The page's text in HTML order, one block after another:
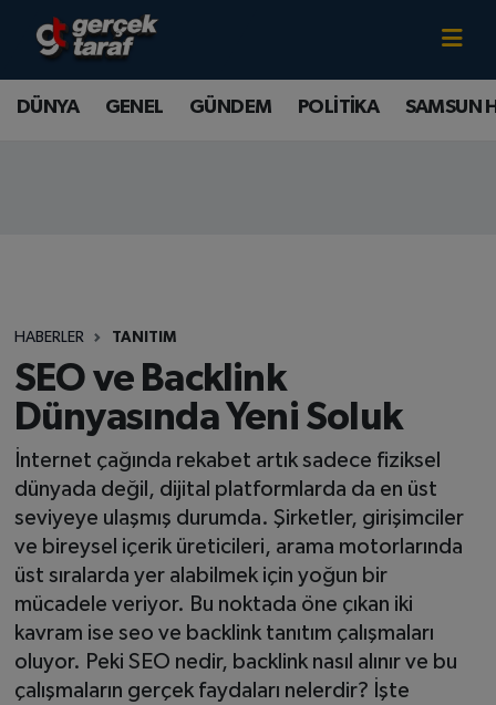
DÜNYA GENEL GÜNDEM POLİTİKA SAMSUN
HABERLER TANITIM
SEO ve Backlink
Dünyasında Yeni Soluk
İnternet çağında rekabet artık sadece fiziksel
dünyada değil, dijital platformlarda da en üst
seviyeye ulaşmış durumda. Şirketler, girişimciler
ve bireysel içerik üreticileri, arama motorlarında
üst sıralarda yer alabilmek için yoğun bir
mücadele veriyor. Bu noktada öne çıkan iki
kavram ise seo ve backlink tanıtım çalışmaları
oluyor. Peki SEO nedir, backlink nasıl alınır ve bu
çalışmaların gerçek faydaları nelerdir? İşte
Canlı TV İzle
DÜNYA
SAMSUNSPOR
SAĞLIK
TEKNOLOJİ
SPOR
EKONOMİ
Samsun Nöbetçi Eczaneler
Tüm Manşetler
Son Dakika Haberleri
Haber Arşivi